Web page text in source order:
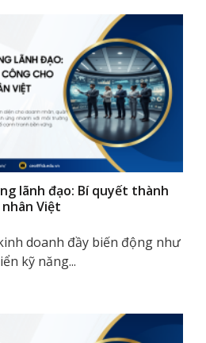
lãnh đạo: Bí quyết thành
Việt
doanh đầy biến động như
kỹ năng...